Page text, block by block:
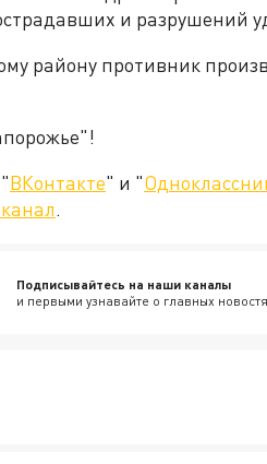
и разрушений
району противник
ВКонтакте" и "
.
Подписывайтесь на наши каналы
и первыми узнавайте о главных